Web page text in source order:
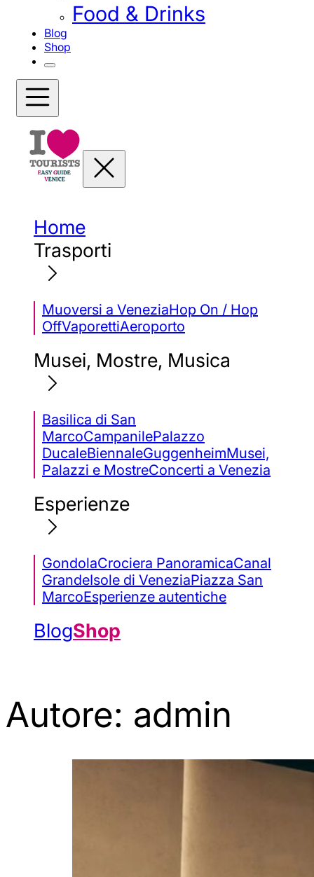
Food & Drinks
Blog
Shop
Home
Trasporti
Muoversi a VeneziaHop On / Hop
OffVaporettiAeroporto
Musei, Mostre, Musica
Basilica di San
MarcoCampanilePalazzo
DucaleBiennaleGuggenheimMusei,
Palazzi e MostreConcerti a Venezia
Esperienze
GondolaCrociera PanoramicaCanal
GrandeIsole di VeneziaPiazza San
MarcoEsperienze autentiche
BlogShop
Autore: admin